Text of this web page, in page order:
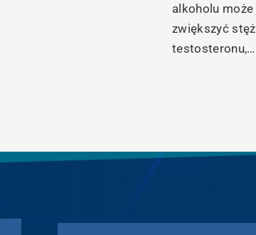
alkoholu
zwiększyć
testosteronu,…